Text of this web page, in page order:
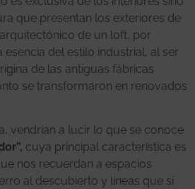
que presentan los exteriores de
de un loft, por
del estilo industrial, al ser
de las antiguas fábricas
se transformaron en renovados
vendrían a lucir lo que se conoce
cuya principal característica es
nos recuerdan a espacios
al descubierto y líneas que si